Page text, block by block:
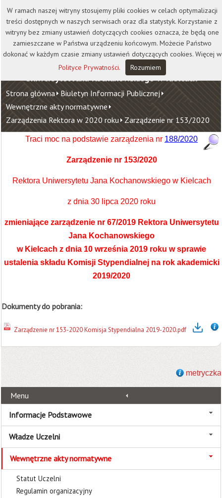
Kontakt Biblioteka
Wydawnictwo
Wirtualna Uczelnia
Uniwersytet Jana Kochanowskiego w Kielcach
Strona główna Biuletyn Informacji Publicznej
Wewnętrzne akty normatywne
Zarządzenia Rektora w 2020 roku Zarządzenie nr 153/2020
Traci moc na podstawie zarządzenia nr 188/2020
Zarządzenie nr 153/2020
Rektora Uniwersytetu Jana Kochanowskiego w Kielcach
z dnia 30 lipca 2020 roku
zmieniające zarządzenie nr 67/2019 Rektora Uniwersytetu
Jana Kochanowskiego
w Kielcach z dnia 10 września 2019 roku w sprawie
ustalenia składu Komisji Stypendialnej na rok akademicki
2019/2020
Dokumenty do pobrania:
Zarządzenie nr 153-2020 Komisja Stypendialna 2019-2020.pdf
metryczka
Menu
Informacje Podstawowe
Władze Uczelni
Wewnętrzne akty normatywne
Statut Uczelni
Regulamin organizacyjny
W ramach naszej witryny stosujemy pliki cookies w celach optymalizacji
treści dostępnych w naszych serwisach oraz dla statystyk. Korzystanie z
witryny bez zmiany ustawień dotyczących cookies oznacza, że będą one
zamieszczane w Państwa urządzeniu końcowym. Możecie Państwo
dokonać w każdym czasie zmiany ustawień dotyczących cookies. Więcej w
Polityce Prywatności. Rozumiem